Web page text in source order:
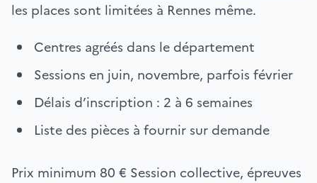
les places sont limitées à Rennes même.
Centres agréés dans le département
Sessions en juin, novembre, parfois février
Délais d’inscription : 2 à 6 semaines
Liste des pièces à fournir sur demande
Prix minimum 80 € Session collective, épreuves